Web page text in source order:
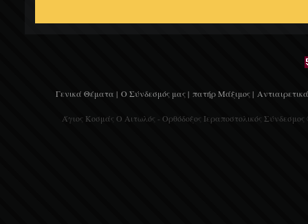
Γενικά Θέματα | Ο Σύνδεσμός μας | πατήρ Μάξιμος |
Άγιος Κοσμάς Ο Αιτωλός - Ορθόδοξος Ιεραποστολικός